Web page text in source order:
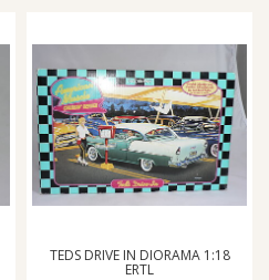
TEDS DRIVE IN DIORAMA 1:18
ERTL